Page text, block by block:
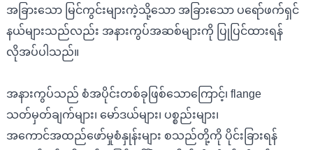
အခြားသော မြင်ကွင်းများကဲ့သို့သော အခြားသော ပရော်ဖက်ရှင်
နယ်များသည်လည်း အနားကွပ်အဆစ်များကို ပြုပြင်ထားရန်
လိုအပ်ပါသည်။
အနားကွပ်သည် စံအပိုင်းတစ်ခုဖြစ်သောကြောင့်၊ flange
သတ်မှတ်ချက်များ၊ မော်ဒယ်များ၊ ပစ္စည်းများ၊
အကောင်အထည်ဖော်မှုစံနှုန်းများ စသည်တို့ကို ပိုင်းခြားရန်